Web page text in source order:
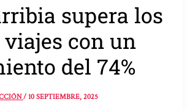
supera los
viajes con un
del 74%
/10 SEPTIEMBRE, 2025